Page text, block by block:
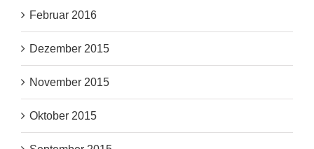
Februar 2016
Dezember 2015
November 2015
Oktober 2015